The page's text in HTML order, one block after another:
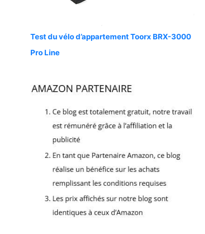
Test du vélo d’appartement Toorx BRX-3000
Pro Line